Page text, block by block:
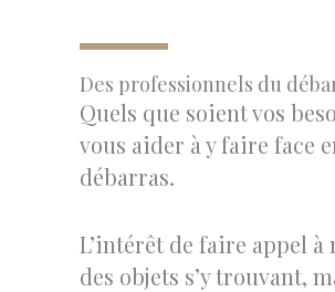
Des professionnels du
Quels que soient vos
vous aider à y faire face
débarras.
L’intérêt de faire appel
des objets s’y trouvant,